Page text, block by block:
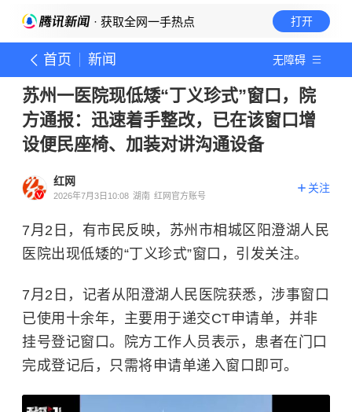
· 获取全网一手热点 打开
首页 新闻 无障碍
苏州一医院现低矮“丁义珍式”窗口，院
方通报：迅速着手整改，已在该窗口增
设便民座椅、加装对讲沟通设备
红网
2026年7月3日10:08 湖南 红网官方账号
关注
7月2日，有市民反映，苏州市相城区阳澄湖人民
医院出现低矮的“丁义珍式”窗口，引发关注。
7月2日，记者从阳澄湖人民医院获悉，涉事窗口
已使用十余年，主要用于递交CT申请单，并非
挂号登记窗口。院方工作人员表示，患者在门口
完成登记后，只需将申请单递入窗口即可。